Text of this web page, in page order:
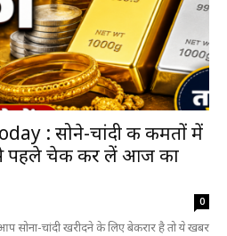
: सोने-चांदी की कीमतों में
से पहले चेक कर लें आज का
0
चांदी खरीदने के लिए बेकरार है तो ये खबर